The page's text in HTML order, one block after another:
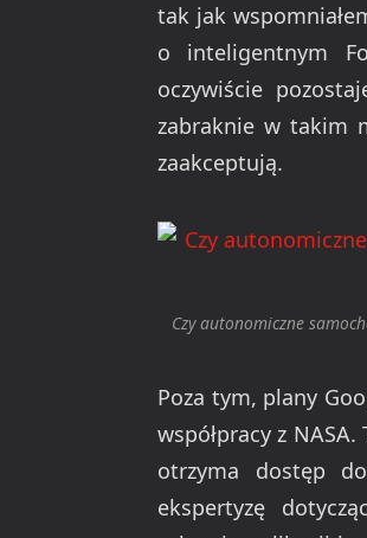
tak jak
o inteligentnym
oczywiście
zabraknie w takim
zaakceptują.
Czy autonomiczne
Poza tym, plany
współpracy z
otrzyma dostęp
ekspertyzę